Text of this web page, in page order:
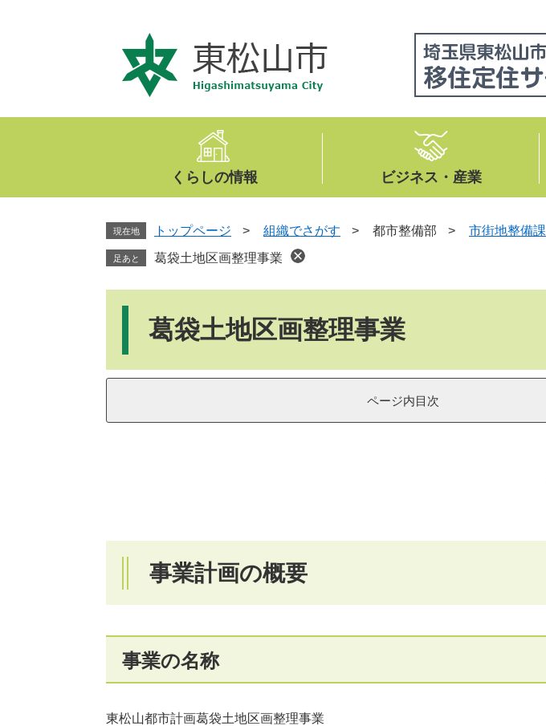
文
くらしの情報 ビジネス・産業
現在地 トップページ > 組織でさがす > 都市整備部 > 市街地整備課
足あと 葛袋土地区画整理事業
葛袋土地区画整理事業
ページ内目次
事業計画の概要
事業の名称
東松山都市計画葛袋土地区画整理事業